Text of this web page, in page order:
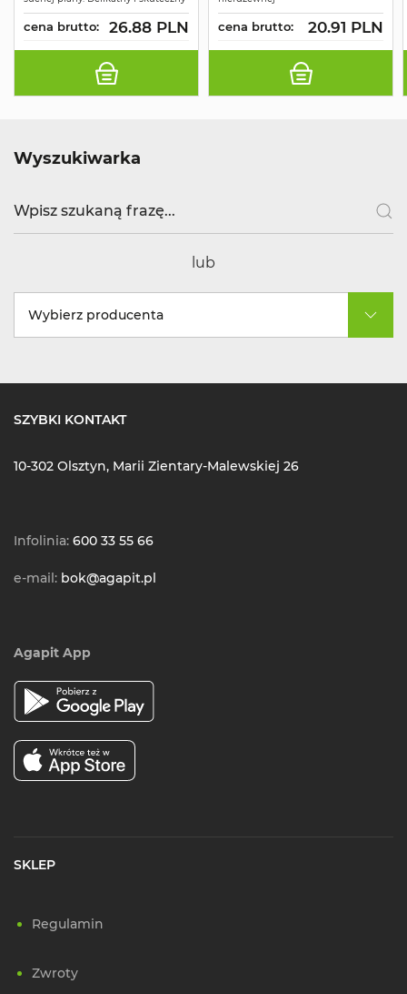
cena brutto: 26.88 PLN cena brutto: 20.91 PLN
Wyszukiwarka
lub
Wybierz producenta
SZYBKI KONTAKT
10-302 Olsztyn, Marii Zientary-Malewskiej 26
Infolinia: 600 33 55 66
e-mail: bok@agapit.pl
Agapit App
SKLEP
Regulamin
Zwroty